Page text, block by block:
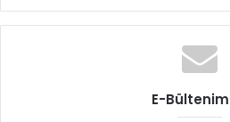
E-